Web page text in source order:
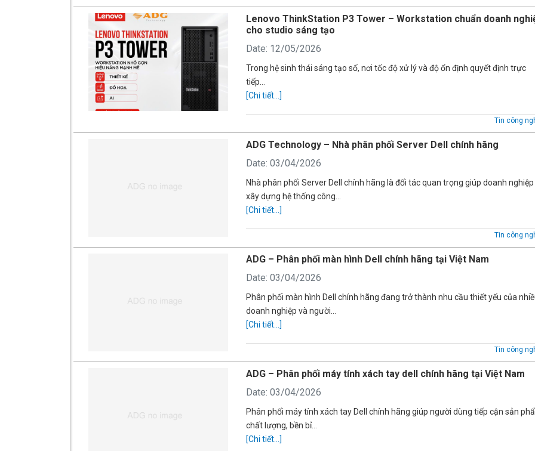
Lenovo ThinkStation P3 Tower – Workstation chuẩn doanh
cho studio sáng tạo
Date: 12/05/2026
Trong hệ sinh thái sáng tạo số, nơi tốc độ xử lý và độ ổn định quyết định trực
tiếp…
[Chi tiết...]
Tin công
ADG Technology – Nhà phân phối Server Dell chính hãng
Date: 03/04/2026
Nhà phân phối Server Dell chính hãng là đối tác quan trọng giúp doanh nghiệp
xây dựng hệ thống công…
[Chi tiết...]
Tin công
ADG – Phân phối màn hình Dell chính hãng tại Việt Nam
Date: 03/04/2026
Phân phối màn hình Dell chính hãng đang trở thành nhu cầu thiết yếu của
doanh nghiệp và người…
[Chi tiết...]
Tin công
ADG – Phân phối máy tính xách tay dell chính hãng tại Việt Nam
Date: 03/04/2026
Phân phối máy tính xách tay Dell chính hãng giúp người dùng tiếp cận sản
chất lượng, bền bỉ…
[Chi tiết...]